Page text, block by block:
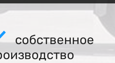
собственное